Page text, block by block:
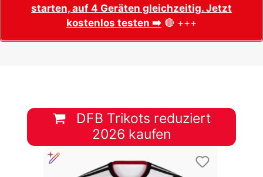
starten, auf 4 Geräten gleichzeitig. Jetzt
kostenlos testen ➡️ 🔴 +++
DFB Trikots reduziert
2026 kaufen